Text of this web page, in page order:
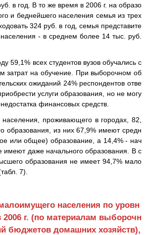
в год. В то же время в 2006 г. на образо
и беднейшего населения семья из трех
324 руб. в год, семья представите
населения - в среднем более 14 тыс. руб.
59,1% всех студентов вузов обучались с
затрат на обучение. При выборочном об
ожиданий 24% респондентов отве
услуги образования, но не могу
финансовых средств.
проживающего в городах, 82,
образования, из них 67,9% имеют средн
или общее) образование, а 14,4% - нач
даже начального образования. В с
образования не имеет 94,7% мало
7).
населения по уровн
г. (по материалам выборочн
бюджетов домашних хозяйств),